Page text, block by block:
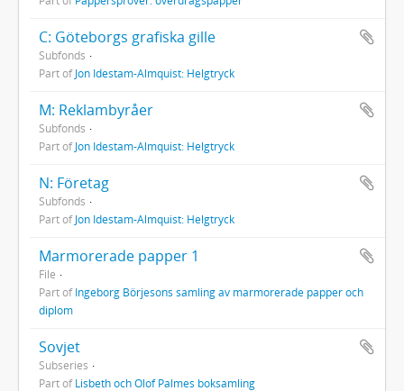
C: Göteborgs grafiska gille
Subfonds
Part ofJon Idestam-Almquist: Helgtryck
M: Reklambyråer
Subfonds
Part ofJon Idestam-Almquist: Helgtryck
N: Företag
Subfonds
Part ofJon Idestam-Almquist: Helgtryck
Marmorerade papper 1
File
Part ofIngeborg Börjesons samling av marmorerade papper och
diplom
Sovjet
Subseries
Part ofLisbeth och Olof Palmes boksamling